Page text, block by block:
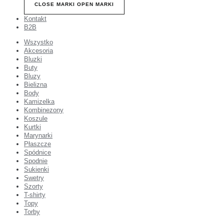
CLOSE MARKI OPEN MARKI
Kontakt
B2B
Wszystko
Akcesoria
Bluzki
Buty
Bluzy
Bielizna
Body
Kamizelka
Kombinezony
Koszule
Kurtki
Marynarki
Płaszcze
Spódnice
Spodnie
Sukienki
Swetry
Szorty
T-shirty
Topy
Torby